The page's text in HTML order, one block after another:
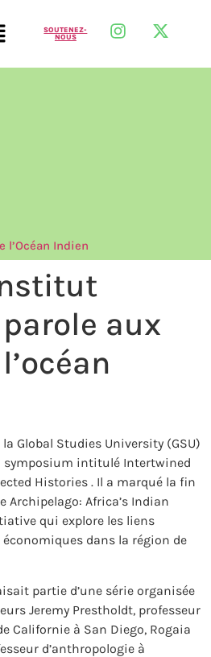
SOUTENEZ-
NOUS
Indien
aux
Global Studies University (GSU)
symposium intitulé Intertwined
Histories . Il a marqué la fin
Archipelago: Africa’s Indian
qui explore les liens
dans la région de
partie d’une série organisée
Jeremy Prestholdt, professeur
Californie à San Diego, Rogaia
d’anthropologie à